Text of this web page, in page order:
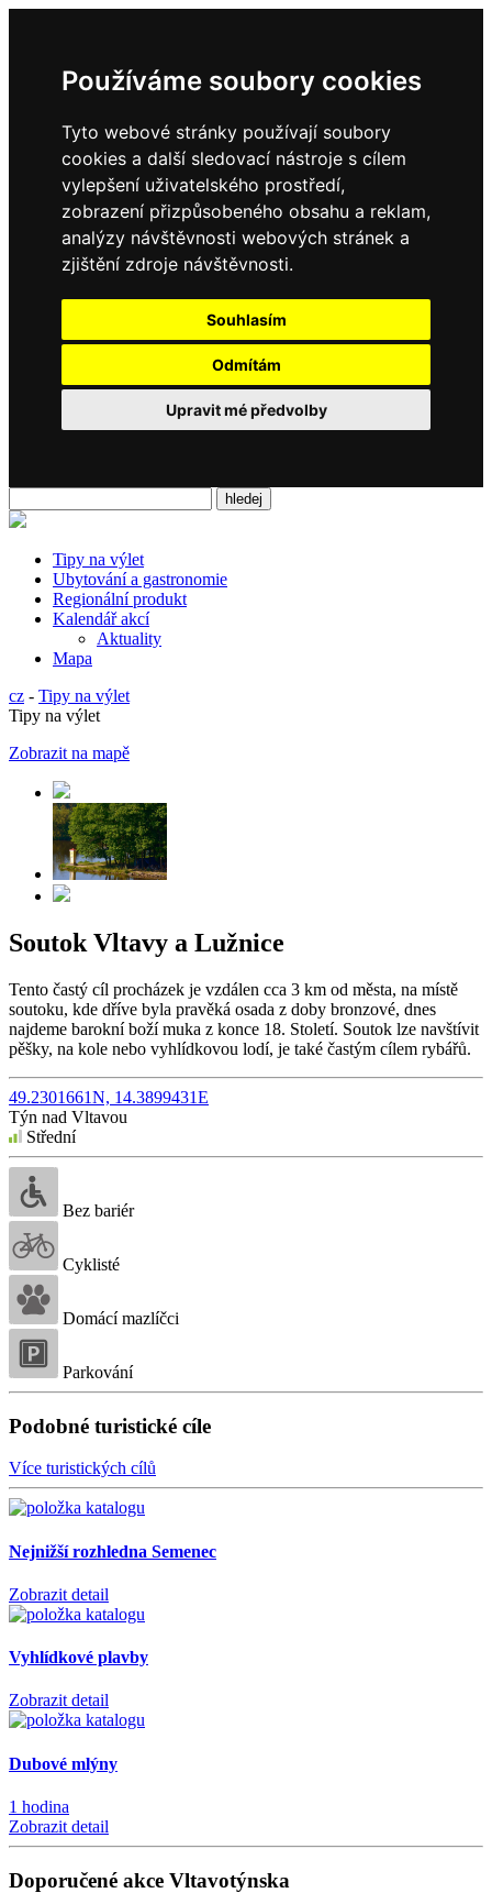
Používáme soubory cookies
Tyto webové stránky používají soubory
cookies a další sledovací nástroje s cílem
vylepšení uživatelského prostředí,
zobrazení přizpůsobeného obsahu a reklam,
analýzy návštěvnosti webových stránek a
zjištění zdroje návštěvnosti.
Souhlasím
Odmítám
Upravit mé předvolby
Tipy na výlet
Ubytování a gastronomie
Regionální produkt
Kalendář akcí
Aktuality
Mapa
cz - Tipy na výlet
Tipy na výlet
Zobrazit na mapě
Soutok Vltavy a Lužnice
Tento častý cíl procházek je vzdálen cca 3 km od města, na místě
soutoku, kde dříve byla pravěká osada z doby bronzové, dnes
najdeme barokní boží muka z konce 18. Století. Soutok lze navštívit
pěšky, na kole nebo vyhlídkovou lodí, je také častým cílem rybářů.
49.2301661N, 14.3899431E
Týn nad Vltavou
Střední
Bez bariér
Cyklisté
Domácí mazlíčci
Parkování
Podobné turistické cíle
Více turistických cílů
Nejnižší rozhledna Semenec
Zobrazit detail
Vyhlídkové plavby
Zobrazit detail
Dubové mlýny
1 hodina
Zobrazit detail
Doporučené akce Vltavotýnska